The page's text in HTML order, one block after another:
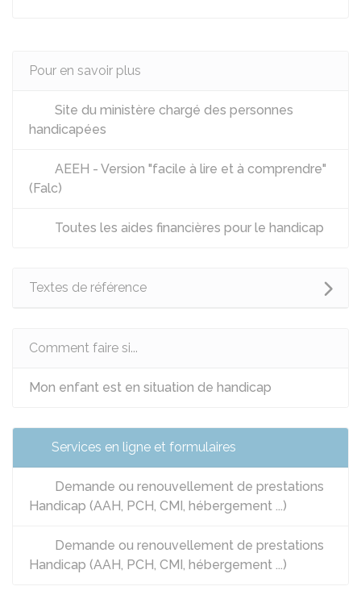
Pour en savoir plus
Site du ministère chargé des personnes
handicapées
AEEH - Version "facile à lire et à comprendre"
(Falc)
Toutes les aides financières pour le handicap
Textes de référence
Comment faire si...
Mon enfant est en situation de handicap
Services en ligne et formulaires
Demande ou renouvellement de prestations
Handicap (AAH, PCH, CMI, hébergement ...)
Demande ou renouvellement de prestations
Handicap (AAH, PCH, CMI, hébergement ...)